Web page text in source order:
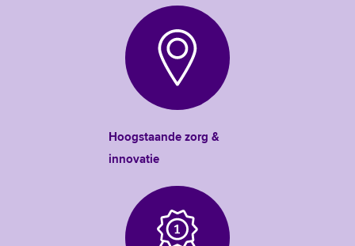
Hoogstaande zorg &
innovatie